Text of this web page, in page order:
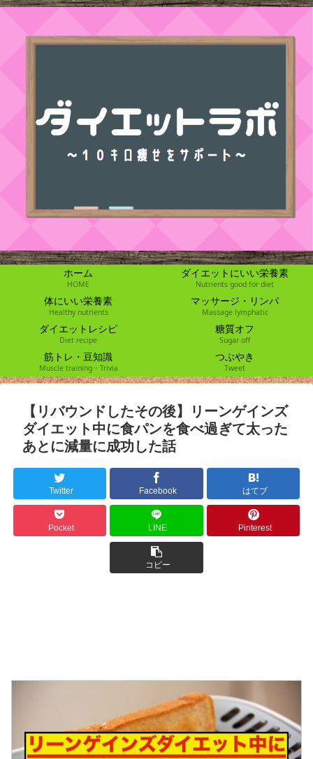
ホーム
HOME
ダイエットにいい栄養素
Nutrients good for diet
体にいい栄養素
Healthy nutrients
マッサージ・リンパ
Massage lymphatic
ダイエットレシピ
Diet recipe
糖質オフ
Sugar off
筋トレ・豆知識
Muscle training・Trivia
つぶやき
Tweet
【リバウンドしたその後】リーンゲインズ
ダイエット中に食パンを食べ過ぎて太った
あとに減量に成功した話
Twitter Facebook はてブ
Pocket LINE Pinterest
コピー